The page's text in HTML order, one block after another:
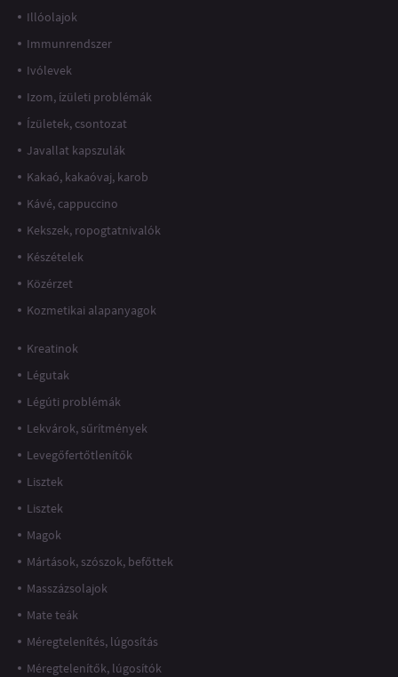
Illóolajok
Immunrendszer
Ivólevek
Izom, ízületi problémák
Ízületek, csontozat
Javallat kapszulák
Kakaó, kakaóvaj, karob
Kávé, cappuccino
Kekszek, ropogtatnivalók
Készételek
Közérzet
Kozmetikai alapanyagok
Kreatinok
Légutak
Légúti problémák
Lekvárok, sűrítmények
Levegőfertőtlenítők
Lisztek
Lisztek
Magok
Mártások, szószok, befőttek
Masszázsolajok
Mate teák
Méregtelenítés, lúgosítás
Méregtelenítők, lúgosítók